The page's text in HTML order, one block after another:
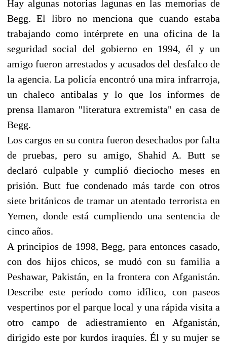
Hay algunas notorias lagunas en las memorias de
Begg. El libro no menciona que cuando estaba
trabajando como intérprete en una oficina de la
seguridad social del gobierno en 1994, él y un
amigo fueron arrestados y acusados del desfalco de
la agencia. La policía encontró una mira infrarroja,
un chaleco antibalas y lo que los informes de
prensa llamaron "literatura extremista" en casa de
Begg.
Los cargos en su contra fueron desechados por falta
de pruebas, pero su amigo, Shahid A. Butt se
declaró culpable y cumplió dieciocho meses en
prisión. Butt fue condenado más tarde con otros
siete británicos de tramar un atentado terrorista en
Yemen, donde está cumpliendo una sentencia de
cinco años.
A principios de 1998, Begg, para entonces casado,
con dos hijos chicos, se mudó con su familia a
Peshawar, Pakistán, en la frontera con Afganistán.
Describe este período como idílico, con paseos
vespertinos por el parque local y una rápida visita a
otro campo de adiestramiento en Afganistán,
dirigido este por kurdos iraquíes. Él y su mujer se